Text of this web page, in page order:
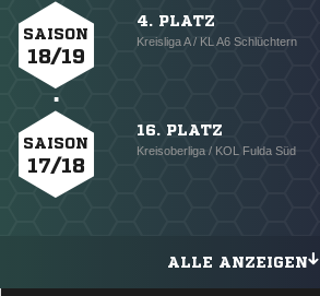
SAISON
18/19
4. PLATZ
Kreisliga A / KL A6 Schlüchtern
SAISON
17/18
16. PLATZ
Kreisoberliga / KOL Fulda Süd
ALLE ANZEIGEN